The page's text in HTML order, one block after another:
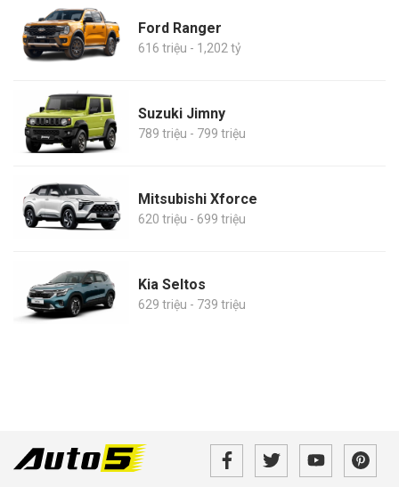
Ford Ranger
616 triệu - 1,202 tỷ
Suzuki Jimny
789 triệu - 799 triệu
Mitsubishi Xforce
620 triệu - 699 triệu
Kia Seltos
629 triệu - 739 triệu